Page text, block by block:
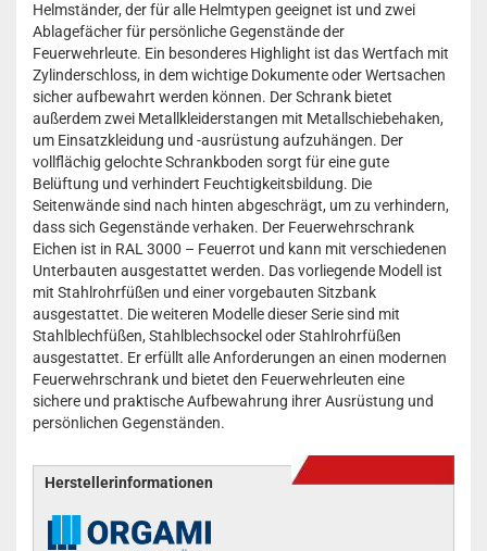
Helmständer, der für alle Helmtypen geeignet ist und zwei
Ablagefächer für persönliche Gegenstände der
Feuerwehrleute. Ein besonderes Highlight ist das Wertfach mit
Zylinderschloss, in dem wichtige Dokumente oder Wertsachen
sicher aufbewahrt werden können. Der Schrank bietet
außerdem zwei Metallkleiderstangen mit Metallschiebehaken,
um Einsatzkleidung und -ausrüstung aufzuhängen. Der
vollflächig gelochte Schrankboden sorgt für eine gute
Belüftung und verhindert Feuchtigkeitsbildung. Die
Seitenwände sind nach hinten abgeschrägt, um zu verhindern,
dass sich Gegenstände verhaken. Der Feuerwehrschrank
Eichen ist in RAL 3000 – Feuerrot und kann mit verschiedenen
Unterbauten ausgestattet werden. Das vorliegende Modell ist
mit Stahlrohrfüßen und einer vorgebauten Sitzbank
ausgestattet. Die weiteren Modelle dieser Serie sind mit
Stahlblechfüßen, Stahlblechsockel oder Stahlrohrfüßen
ausgestattet. Er erfüllt alle Anforderungen an einen modernen
Feuerwehrschrank und bietet den Feuerwehrleuten eine
sichere und praktische Aufbewahrung ihrer Ausrüstung und
persönlichen Gegenständen.
Herstellerinformationen